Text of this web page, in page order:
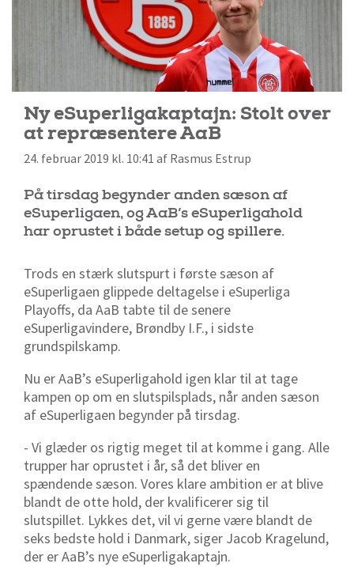
Ny eSuperligakaptajn: Stolt over
at repræsentere AaB
24. februar 2019 kl. 10:41 af Rasmus Estrup
På tirsdag begynder anden sæson af
eSuperligaen, og AaB’s eSuperligahold
har oprustet i både setup og spillere.
Trods en stærk slutspurt i første sæson af
eSuperligaen glippede deltagelse i eSuperliga
Playoffs, da AaB tabte til de senere
eSuperligavindere, Brøndby I.F., i sidste
grundspilskamp.
Nu er AaB’s eSuperligahold igen klar til at tage
kampen op om en slutspilsplads, når anden sæson
af eSuperligaen begynder på tirsdag.
- Vi glæder os rigtig meget til at komme i gang. Alle
trupper har oprustet i år, så det bliver en
spændende sæson. Vores klare ambition er at blive
blandt de otte hold, der kvalificerer sig til
slutspillet. Lykkes det, vil vi gerne være blandt de
seks bedste hold i Danmark, siger Jacob Kragelund,
der er AaB’s nye eSuperligakaptajn.